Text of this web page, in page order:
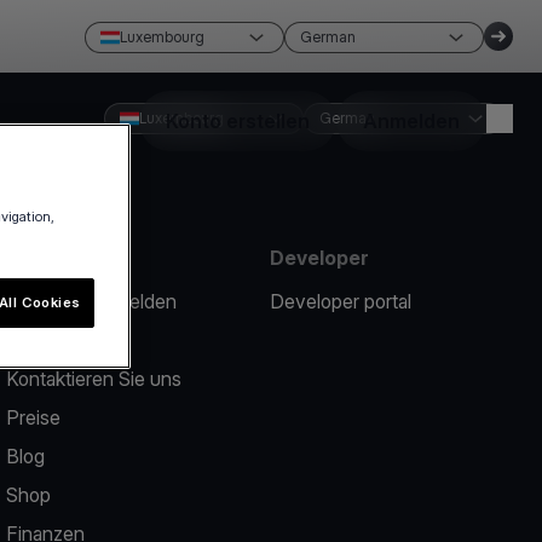
Luxembourg German
Konto erstellen Anmelden
Luxembourg German
Ein Problem melden
Kontaktieren Sie uns
Preise
Blog
Shop
Finanzen
Developer
Developer portal
Cookies